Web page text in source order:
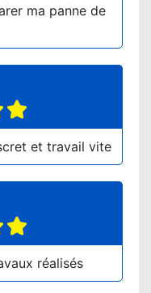
ma panne de
et travail vite
réalisés